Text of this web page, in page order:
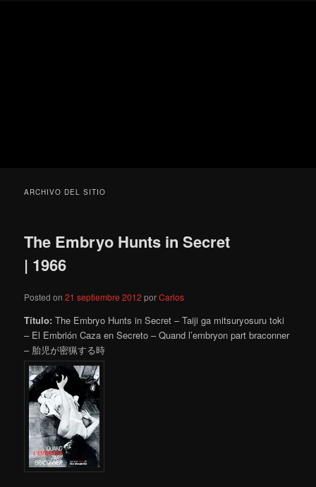
ARCHIVO DEL SITIO
The Embryo Hunts in Secret
| 1966
Posted on21 septiembre 2012 porCarlos
Título: The Embryo Hunts in Secret – Taiji ga mitsuryosuru toki
– El Embrión Caza en Secreto – Quand l’embryon part braconner
– 胎児が密猟する時